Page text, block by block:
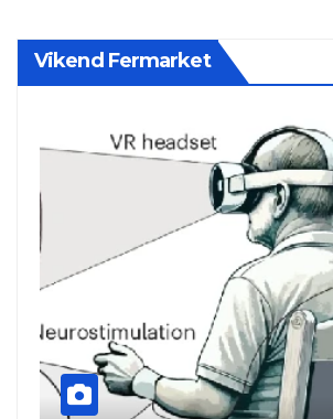
Vikend Fermarket